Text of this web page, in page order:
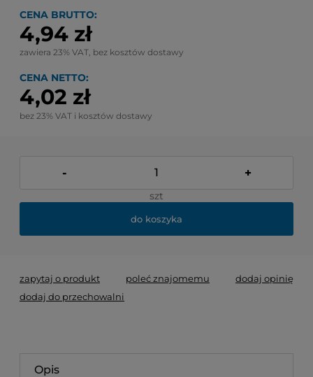
CENA BRUTTO:
4,94 zł
zawiera 23% VAT, bez kosztów dostawy
CENA NETTO:
4,02 zł
bez 23% VAT i kosztów dostawy
- +
szt
do koszyka
zapytaj o produkt poleć znajomemu
dodaj opinię
dodaj do przechowalni
Opis